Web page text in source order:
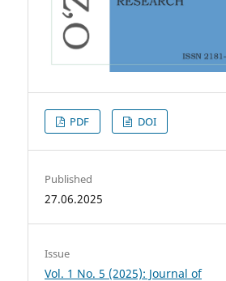
PDF DOI
Published
27.06.2025
Issue
Vol. 1 No. 5 (2025): Journal of